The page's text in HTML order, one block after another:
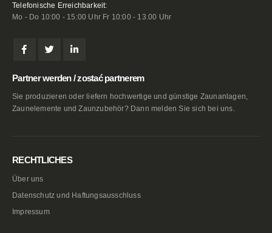
Telefonische Erreichbarkeit:
Mo - Do 10:00 - 15:00 Uhr Fr 10:00 - 13.00 Uhr
Partner werden / zostać partnerem
Sie produzieren oder liefern hochwertige und günstige Zaunanlagen,
Zaunelemente und Zaunzubehör? Dann melden Sie sich bei uns.
RECHTLICHES
Über uns
Datenschutz und Haftungsausschluss
Impressum